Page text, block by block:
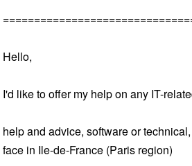
Hello,
I'd like to offer my help on any IT-
help and advice, software or
face in Ile-de-France (Paris region)